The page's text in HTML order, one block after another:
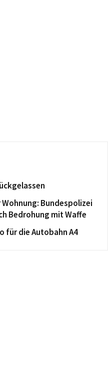
Bundespolizei
Bedrohung mit Waffe
für die Autobahn A4